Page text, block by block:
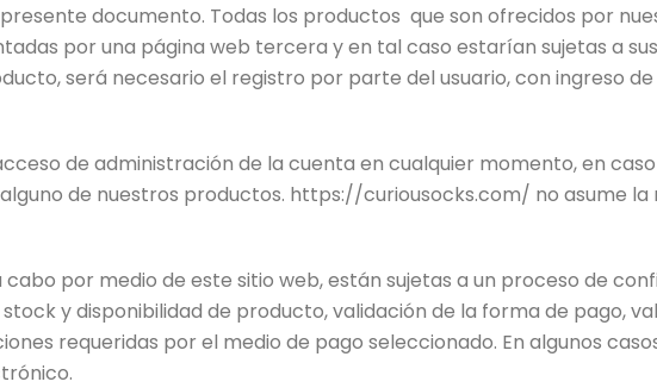
documento. Todas los productos que son ofrecidos por
por una página web tercera y en tal caso estarían sujetas a
será necesario el registro por parte del usuario, con ingreso
de administración de la cuenta en cualquier momento, en
de nuestros productos. https://curiousocks.com/ no asume la
por medio de este sitio web, están sujetas a un proceso de
y disponibilidad de producto, validación de la forma de pago,
requeridas por el medio de pago seleccionado. En algunos